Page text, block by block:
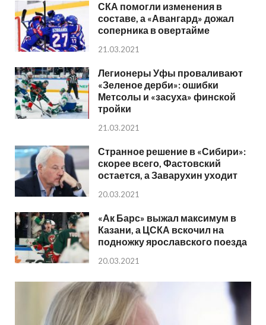
СКА помогли изменения в
составе, а «Авангард» дожал
соперника в овертайме
21.03.2021
Легионеры Уфы проваливают
«Зеленое дерби»: ошибки
Метсолы и «засуха» финской
тройки
21.03.2021
Странное решение в «Сибири»:
скорее всего, Фастовский
остается, а Заварухин уходит
20.03.2021
«Ак Барс» выжал максимум в
Казани, а ЦСКА вскочил на
подножку ярославского поезда
20.03.2021